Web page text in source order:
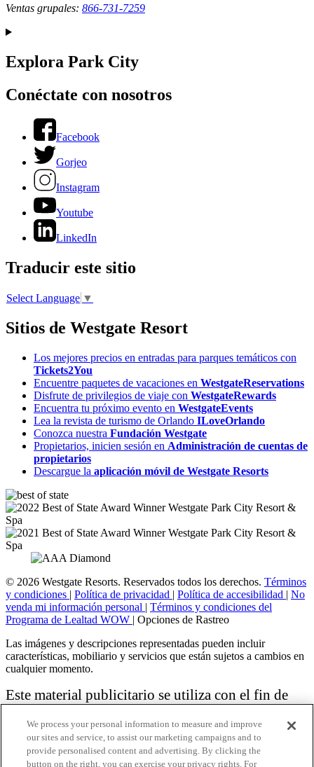
Ventas grupales: 866-731-7259
Explora Park City
Conéctate con nosotros
Facebook
Gorjeo
Instagram
Youtube
LinkedIn
Traducir este sitio
Select Language ▼
Sitios de Westgate Resort
Los mejores precios en entradas para parques temáticos con
Tickets2You
Encuentre paquetes de vacaciones en WestgateReservations
Disfrute de privilegios de viaje con WestgateRewards
Encuentra tu próximo evento en WestgateEvents
Lea la revista de turismo de Orlando ILoveOrlando
Conozca nuestra Fundación Westgate
Propietarios, inicien sesión en Administración de cuentas de
propietarios
Descargue la aplicación móvil de Westgate Resorts
© 2026 Westgate Resorts. Reservados todos los derechos. Términos
y condiciones | Política de privacidad | Política de accesibilidad | No
venda mi información personal | Términos y condiciones del
Programa de Lealtad WOW | Opciones de Rastreo
Las imágenes y descripciones representadas pueden incluir
características, mobiliario y servicios que están sujetos a cambios en
cualquier momento.
Este material publicitario se utiliza con el fin de
vacacional.
Aviso: las funciones de accesibilidad enumeradas aquí no pretenden
We process your personal information to measure and improve
our sites and service, to assist our marketing campaigns and to
provide personalised content and advertising. By clicking the
button on the right, you can exercise your privacy rights. For